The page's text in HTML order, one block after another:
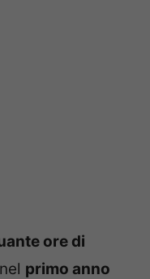
ore di
nel primo anno